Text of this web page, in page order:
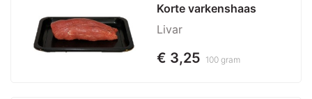
Korte varkenshaas
Livar
€ 3,25 100 gram